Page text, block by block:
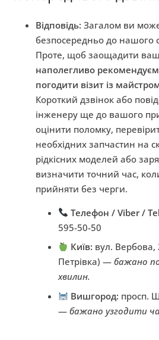
Відповідь: Загалом ви
безпосередньо до нашого
Проте, щоб заощадити
наполегливо
погодити візит із
Короткий дзвінок або
інженеру ще до вашого
оцінити поломку,
необхідних запчастин на
рідкісних моделей або
визначити точний час,
прийняти без черги.
Телефон / Viber /
595-50-50
Київ: вул.
Петрівка) — бажано
хвилин.
Вишгород: просп.
— бажано узгодити